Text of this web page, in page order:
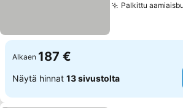
Palkittu
Alkaen 187 €
Näytä hinnat 13 sivustolta